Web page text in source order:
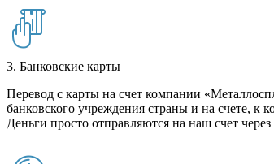
3. Банковские карты
Перевод с карты на счет компании
банковского учреждения страны и на счете, к
Деньги просто отправляются на наш счет